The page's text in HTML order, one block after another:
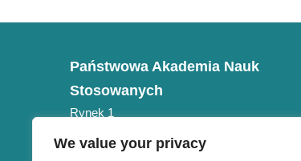
We value your privacy
Państwowa Akademia Nauk
Stosowanych
Rynek 1
NIP 684-21-75-051